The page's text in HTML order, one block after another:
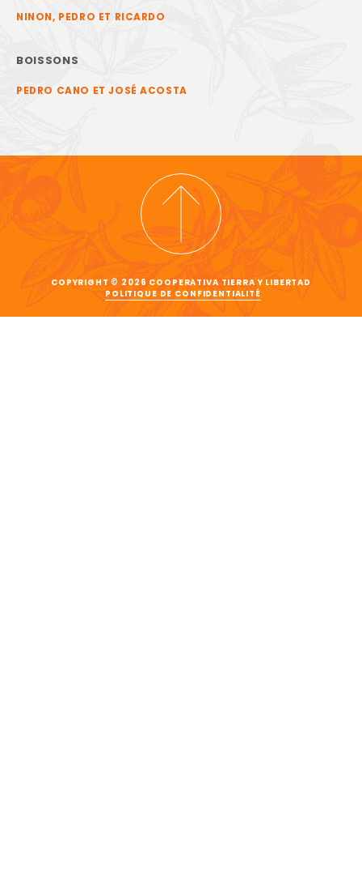
NINON, PEDRO ET RICARDO
BOISSONS
PEDRO CANO ET JOSÉ ACOSTA
COPYRIGHT © 2026 COOPERATIVA TIERRA Y LIBERTAD
POLITIQUE DE CONFIDENTIALITÉ